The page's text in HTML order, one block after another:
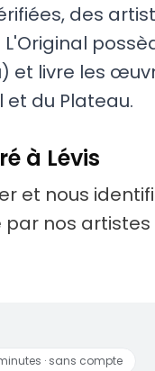
des
livre les
du Plateau.
à Lévis
et nous
nos artistes
· sans compte